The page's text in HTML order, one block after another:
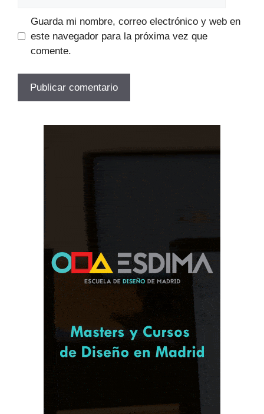
Guarda mi nombre, correo electrónico y web en
este navegador para la próxima vez que
comente.